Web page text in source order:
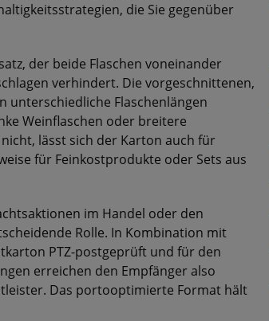
die Sie gegenüber
der beide Flaschen voneinander
verhindert. Die vorgeschnittenen,
unterschiedliche Flaschenlängen
Weinflaschen oder breitere
lässt sich der Karton auch für
für Feinkostprodukte oder Sets aus
im Handel oder den
Rolle. In Kombination mit
PTZ-postgeprüft und für den
erreichen den Empfänger also
Das portooptimierte Format hält